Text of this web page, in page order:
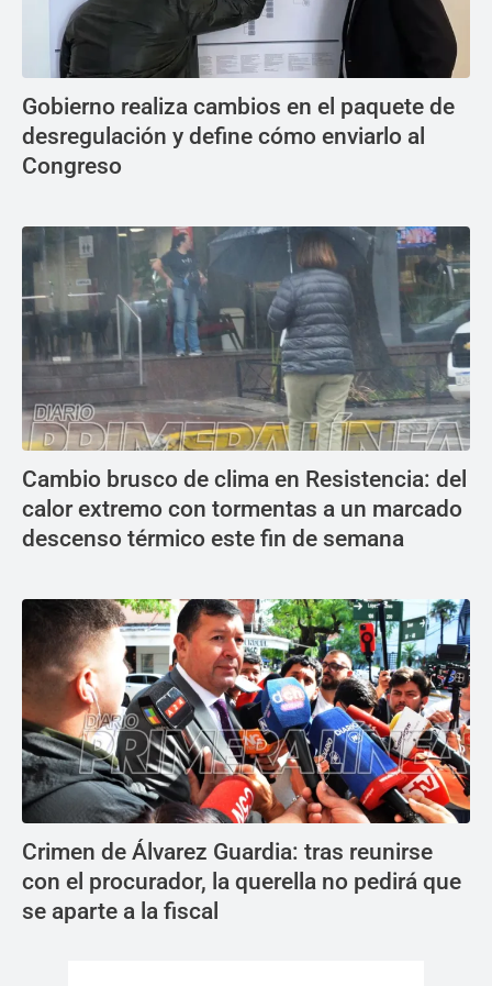
Gobierno realiza cambios en el paquete de
desregulación y define cómo enviarlo al
Congreso
Cambio brusco de clima en Resistencia: del
calor extremo con tormentas a un marcado
descenso térmico este fin de semana
Crimen de Álvarez Guardia: tras reunirse
con el procurador, la querella no pedirá que
se aparte a la fiscal